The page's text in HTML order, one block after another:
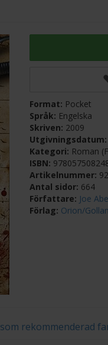
Format: Pocket
Språk: Engelska
Skriven: 2009
Utgivningsdatum:
Kategori: Roman
ISBN:
Artikelnummer:
Antal sidor: 664
Författare: Joe
Förlag: Orion/
rekommenderad